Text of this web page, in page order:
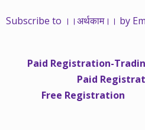
महंगाई की दर 10 प्रतिशत से ऊपर
साढ़े चार सालों से अर्थकाम से जुड़े हैं, वे
भलीभांति वाकिफ हैं। शुरू में हम भी
में फंस गए। गलतियां कीं। लेकिन
Subscribe to ।।अर्थकाम।। by
Paid Registration-
Paid
Free Registration